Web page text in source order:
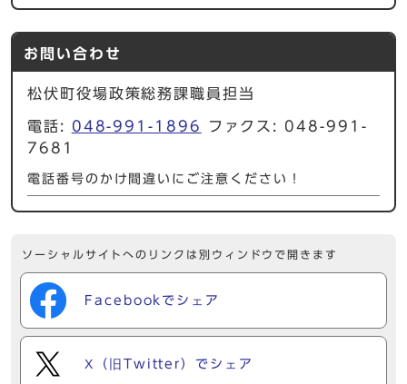
お問い合わせ
松伏町役場政策総務課職員担当
電話: 048-991-1896
ファクス: 048-991-
7681
電話番号のかけ間違いにご注意ください！
ソーシャルサイトへのリンクは別ウィンドウで開きます
Facebookでシェア
X（旧Twitter）でシェア